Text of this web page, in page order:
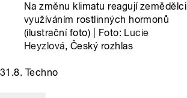
Na změnu klimatu reagují zemědělci
využíváním rostlinných hormonů
(ilustrační foto) | Foto: Lucie
Heyzlová, Český rozhlas
31.8. Techno